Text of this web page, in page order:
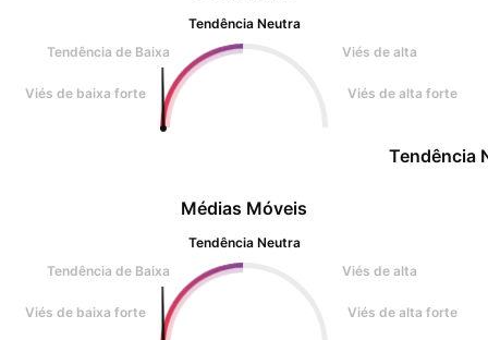
Tendência Neutra
Tendência de Baixa
Viés de alta
Viés de baixa forte Viés de alta forte
Tendência
Médias Móveis
Tendência Neutra
Tendência de Baixa
Viés de alta
Viés de baixa forte Viés de alta forte